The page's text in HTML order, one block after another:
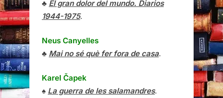
♣ El gran dolor del mundo. Diarios
1944-1975.
Neus Canyelles
♣ Mai no sé què fer fora de casa.
Karel Čapek
♠ La guerra de les salamandres.